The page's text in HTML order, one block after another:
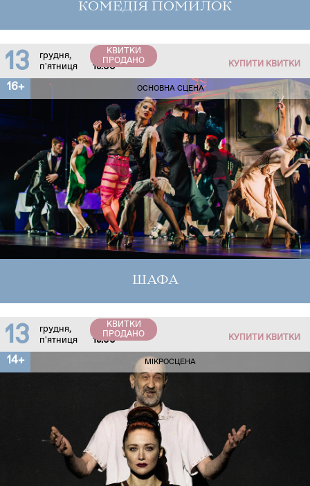
КОМЕДІЯ ПОМИЛОК
13
грудня,
п'ятниця
18:00
КВИТКИ
ПРОДАНО
КУПИТИ КВИТКИ
16+ ОСНОВНА СЦЕНА
ШАФА
13
грудня,
п'ятниця
18:00
КВИТКИ
ПРОДАНО
КУПИТИ КВИТКИ
14+ МІКРОСЦЕНА